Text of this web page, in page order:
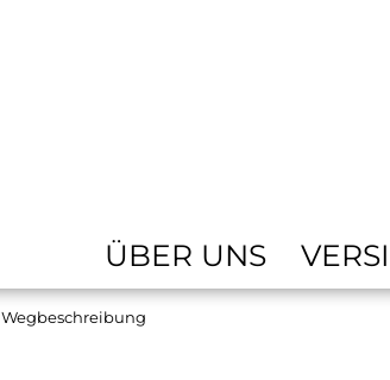
ÜBER UNS
Wegbeschreibung